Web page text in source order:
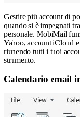
Gestire più account di
quando si è impegnati
personale. MobiMail
Yahoo, account iCloud
riunendo tutti i tuoi
strumento.
Calendario email